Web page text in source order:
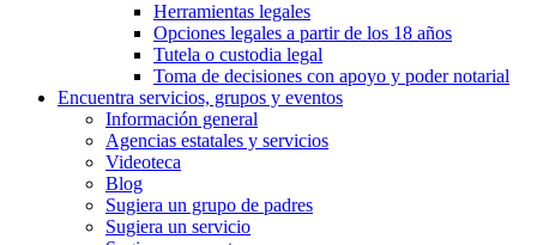
adultos
Aspectos legales
Herramientas legales
Opciones legales a partir de los 18 años
Tutela o custodia legal
Toma de decisiones con apoyo y poder notarial
Encuentra servicios, grupos y eventos
Información general
Agencias estatales y servicios
Videoteca
Blog